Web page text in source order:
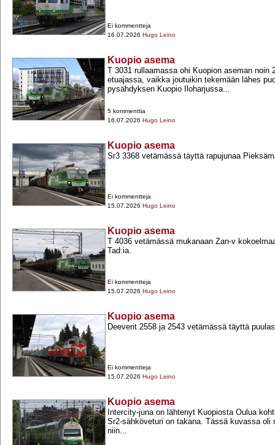
Ei kommentteja
16.07.2026 Hugo Leino
Kuopio asema
T 3031 rullaamassa ohi Kuopion aseman noin
etuajassa, vaikka joutuikin tekemään lähes
pysähdyksen Kuopio Iloharjussa...
5 kommenttia
16.07.2026 Hugo Leino
Kuopio asema
Sr3 3368 vetämässä täyttä rapujunaa
Ei kommentteja
15.07.2026 Hugo Leino
Kuopio asema
T 4036 vetämässä mukanaan Zan-​v
Tad:ia.
Ei kommentteja
15.07.2026 Hugo Leino
Kuopio asema
Deeverit 2558 ja 2543 vetämässä täyttä
Ei kommentteja
15.07.2026 Hugo Leino
Kuopio asema
Intercity-​juna on lähtenyt Kuopiosta Oulua
Sr2-​sähköveturi on takana. Tässä kuvassa oli
niin...